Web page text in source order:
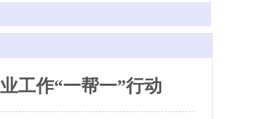
工作“一帮一”行动